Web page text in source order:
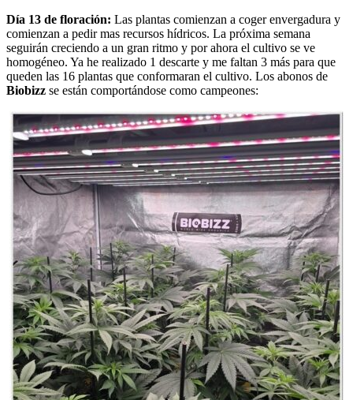
Día 13 de floración: Las plantas comienzan a coger envergadura y
comienzan a pedir mas recursos hídricos. La próxima semana
seguirán creciendo a un gran ritmo y por ahora el cultivo se ve
homogéneo. Ya he realizado 1 descarte y me faltan 3 más para que
queden las 16 plantas que conformaran el cultivo. Los abonos de
Biobizz se están comportándose como campeones: